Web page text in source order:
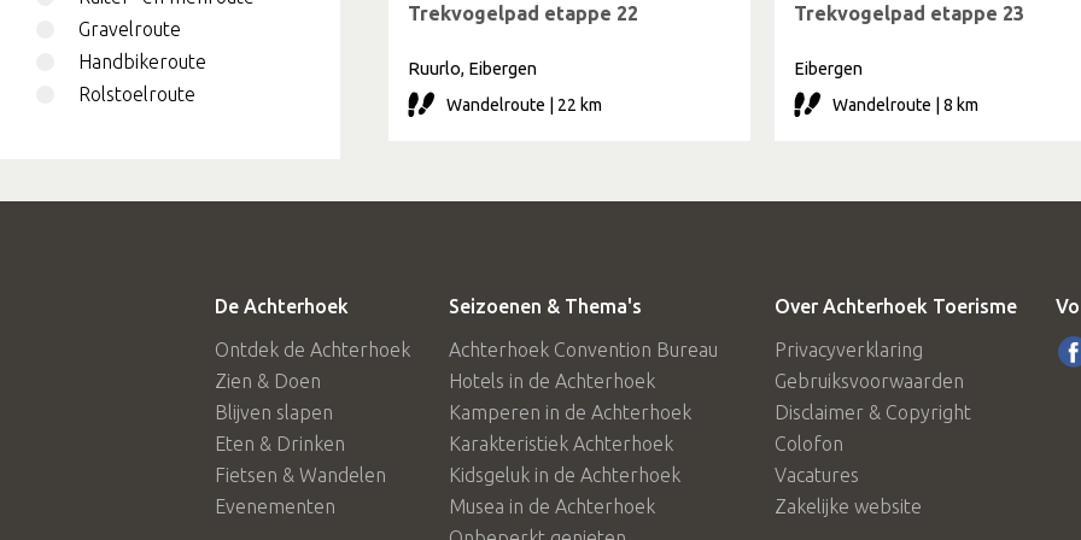
Gravelroute
Handbikeroute
Rolstoelroute
Trekvogelpad etappe 22
Ruurlo, Eibergen
Wandelroute | 22 km
Trekvogelpad etappe 23
Eibergen
Wandelroute | 8 km
De Achterhoek
Ontdek de Achterhoek
Zien & Doen
Blijven slapen
Eten & Drinken
Fietsen & Wandelen
Evenementen
Seizoenen & Thema's
Achterhoek Convention Bureau
Hotels in de Achterhoek
Kamperen in de Achterhoek
Karakteristiek Achterhoek
Kidsgeluk in de Achterhoek
Musea in de Achterhoek
Over Achterhoek Toerisme
Privacyverklaring
Gebruiksvoorwaarden
Disclaimer & Copyright
Colofon
Vacatures
Zakelijke website